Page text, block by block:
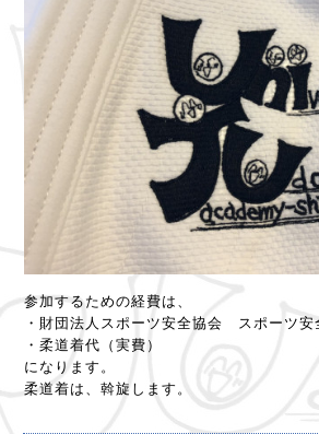
参加するための経費は、
・財団法人スポーツ安全協会 スポーツ
・柔道着代（実費）
になります。
柔道着は、斡旋します。